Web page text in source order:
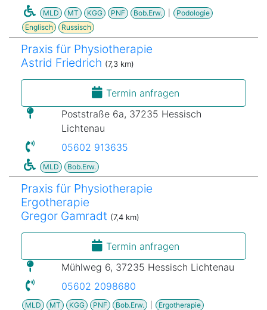
MLD MT KGG PNF Bob.Erw.
Podologie
Englisch
Russisch
Praxis für Physiotherapie
Astrid Friedrich (7,3 km)
Termin anfragen
Poststraße 6a, 37235 Hessisch
Lichtenau
05602 913635
MLD Bob.Erw.
Praxis für Physiotherapie
Ergotherapie
Gregor Gamradt (7,4 km)
Termin anfragen
Mühlweg 6, 37235 Hessisch Lichtenau
05602 2098680
MLD MT KGG PNF Bob.Erw. Ergotherapie